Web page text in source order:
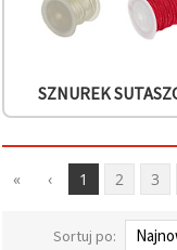
SZNUREK
« ‹ 1 2 3
Sortuj po: